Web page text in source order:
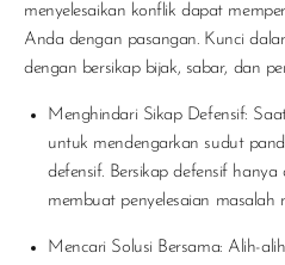
menyelesaikan konflik dapat
Anda dengan pasangan. Kunci
dengan bersikap bijak, sabar, dan
Menghindari Sikap Defensif:
untuk mendengarkan sudut
defensif. Bersikap defensif
membuat penyelesaian masalah
Mencari Solusi Bersama: Alih-